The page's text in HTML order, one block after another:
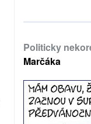
Politicky
Marčáka